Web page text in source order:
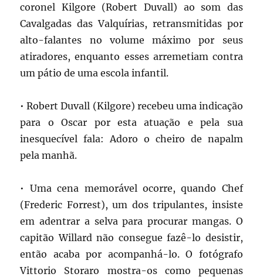
coronel Kilgore (Robert Duvall) ao som das
Cavalgadas das Valquírias, retransmitidas por
alto-falantes no volume máximo por seus
atiradores, enquanto esses arremetiam contra
um pátio de uma escola infantil.
• Robert Duvall (Kilgore) recebeu uma indicação
para o Oscar por esta atuação e pela sua
inesquecível fala: Adoro o cheiro de napalm
pela manhã.
• Uma cena memorável ocorre, quando Chef
(Frederic Forrest), um dos tripulantes, insiste
em adentrar a selva para procurar mangas. O
capitão Willard não consegue fazê-lo desistir,
então acaba por acompanhá-lo. O fotógrafo
Vittorio Storaro mostra-os como pequenas